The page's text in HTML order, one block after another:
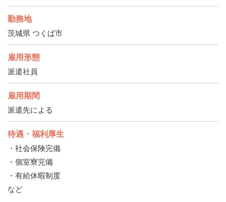
勤務地
茨城県 つくば市
雇用形態
派遣社員
雇用期間
派遣先による
待遇・福利厚生
・社会保険完備
・個室寮完備
・有給休暇制度
など